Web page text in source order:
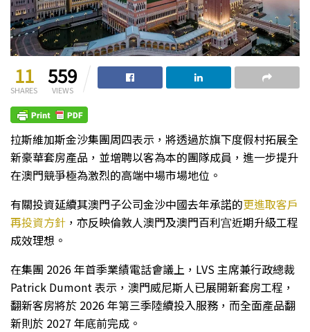
11
SHARES
559
VIEWS
拉斯維加斯金沙集團周四表示，將透過於旗下度假村拓展全
新豪華套房產品，並增聘以客為本的團隊成員，進一步提升
在澳門競爭極為激烈的高端中場市場地位。
有關投資延續其澳門子公司金沙中國去年承諾的更進取客戶
再投資方針 ，亦反映倫敦人澳門及澳門百利宫近期升級工程
成效理想。
在集團 2026 年首季業績電話會議上，LVS 主席兼行政總裁
Patrick Dumont 表示，澳門威尼斯人已展開新套房工程，
翻新客房將於 2026 年第三季陸續投入服務，而全面產品翻
新則於 2027 年底前完成。